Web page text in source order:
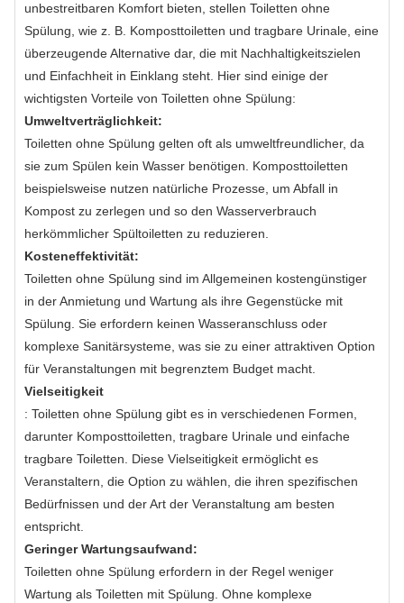
unbestreitbaren Komfort bieten, stellen Toiletten ohne
Spülung, wie z. B. Komposttoiletten und tragbare Urinale, eine
überzeugende Alternative dar, die mit Nachhaltigkeitszielen
und Einfachheit in Einklang steht. Hier sind einige der
wichtigsten Vorteile von Toiletten ohne Spülung:
Umweltverträglichkeit:
Toiletten ohne Spülung gelten oft als umweltfreundlicher, da
sie zum Spülen kein Wasser benötigen. Komposttoiletten
beispielsweise nutzen natürliche Prozesse, um Abfall in
Kompost zu zerlegen und so den Wasserverbrauch
herkömmlicher Spültoiletten zu reduzieren.
Kosteneffektivität:
Toiletten ohne Spülung sind im Allgemeinen kostengünstiger
in der Anmietung und Wartung als ihre Gegenstücke mit
Spülung. Sie erfordern keinen Wasseranschluss oder
komplexe Sanitärsysteme, was sie zu einer attraktiven Option
für Veranstaltungen mit begrenztem Budget macht.
Vielseitigkeit
: Toiletten ohne Spülung gibt es in verschiedenen Formen,
darunter Komposttoiletten, tragbare Urinale und einfache
tragbare Toiletten. Diese Vielseitigkeit ermöglicht es
Veranstaltern, die Option zu wählen, die ihren spezifischen
Bedürfnissen und der Art der Veranstaltung am besten
entspricht.
Geringer Wartungsaufwand:
Toiletten ohne Spülung erfordern in der Regel weniger
Wartung als Toiletten mit Spülung. Ohne komplexe